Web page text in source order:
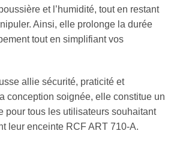
et l’humidité, tout en restant
Ainsi, elle prolonge la durée
tout en simplifiant vos
allie sécurité, praticité et
conception soignée, elle constitue un
pour tous les utilisateurs souhaitant
leur enceinte RCF ART 710-A.